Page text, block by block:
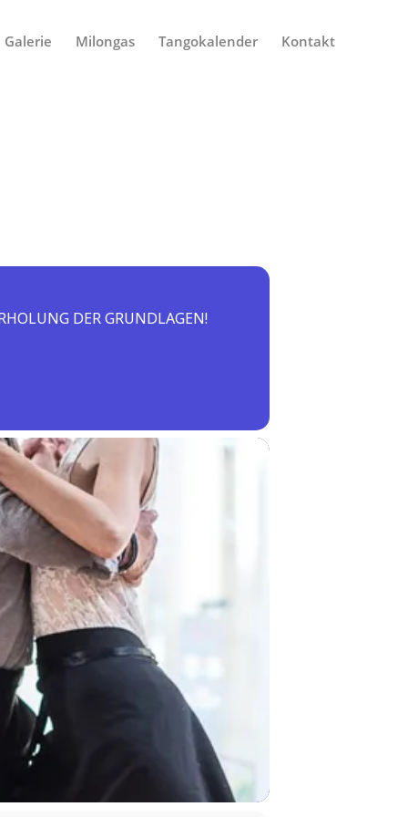
Galerie Milongas Tangokalender Kontakt
DER GRUNDLAGEN!